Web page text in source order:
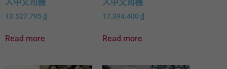
人中文司機
13.527.795 ₫
Read more
人中文司機
17.394.400 ₫
Read more